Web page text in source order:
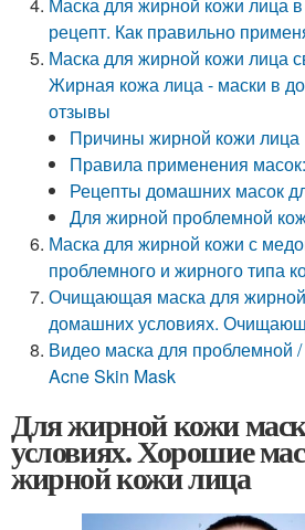
рецепт. Как правильно
Маска для жирной кожи лица
Жирная кожа лица - маски в
отзывы
Причины жирной кожи лица
Правила применения масок:
Рецепты домашних масок
Для жирной проблемной
Маска для жирной кожи с
проблемного и жирного типа
Очищающая маска для
домашних условиях.
Видео маска для проблемной
Acne Skin Mask
Для жирной кожи
условиях. Хорошие
жирной кожи лица